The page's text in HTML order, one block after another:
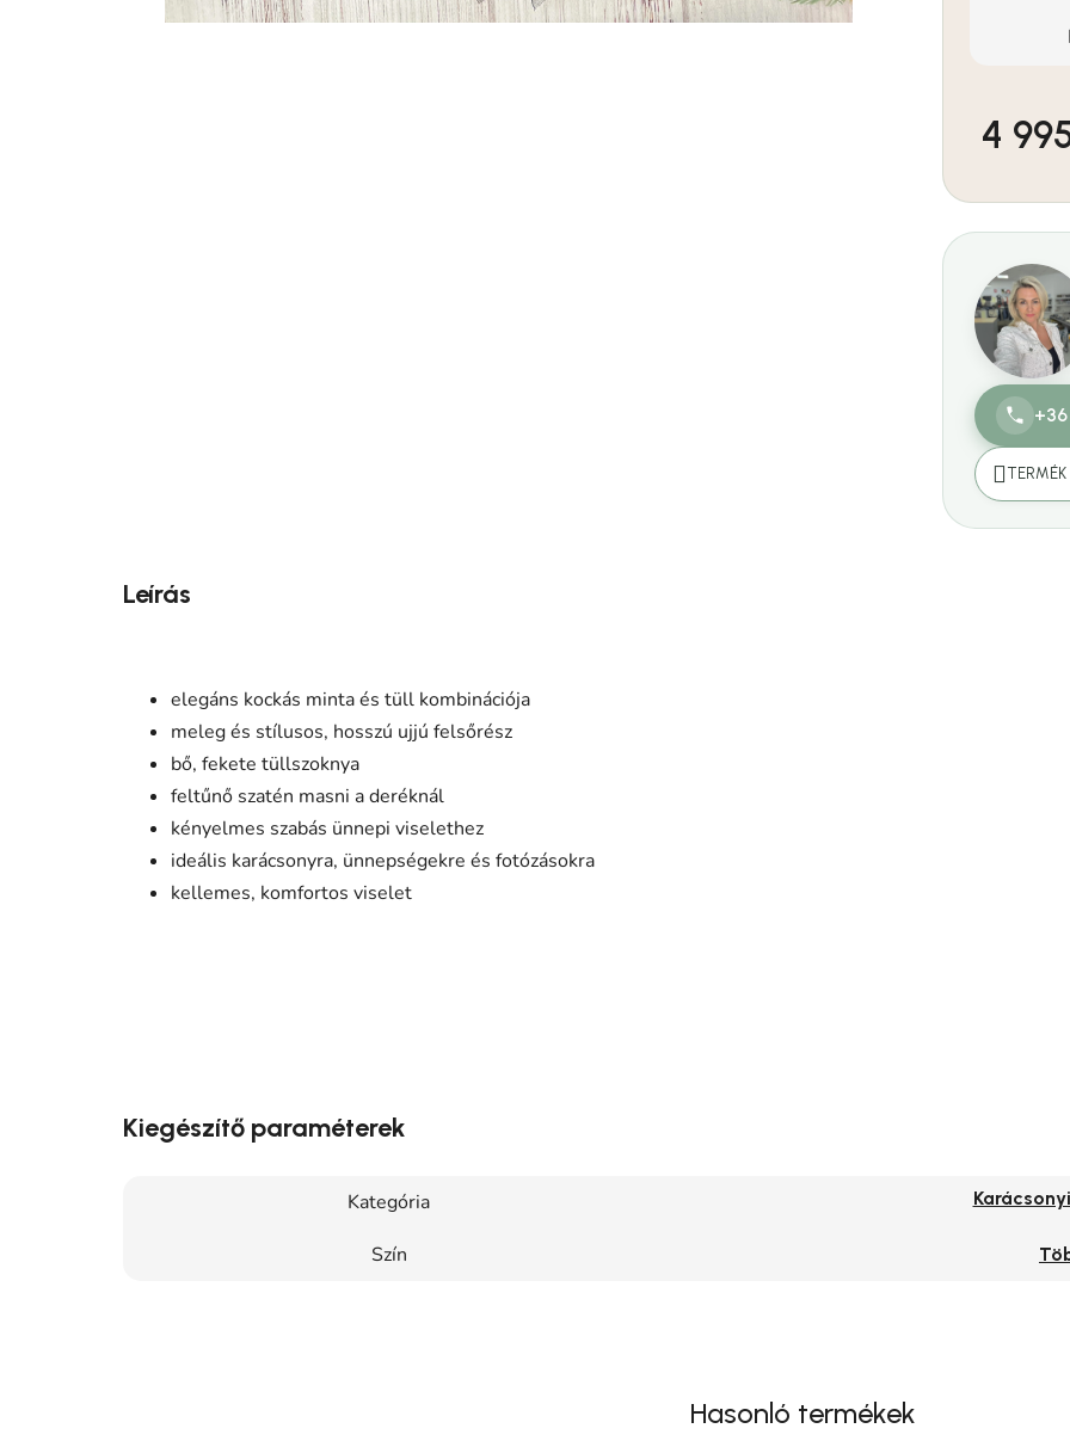
4
TERMÉK
Leírás
elegáns kockás minta és tüll kombinációja
meleg és stílusos, hosszú ujjú felsőrész
bő, fekete tüllszoknya
feltűnő szatén masni a deréknál
kényelmes szabás ünnepi viselethez
ideális karácsonyra, ünnepségekre és fotózásokra
kellemes, komfortos viselet
Kiegészítő paraméterek
Kategória
Szín
Hasonló termékek